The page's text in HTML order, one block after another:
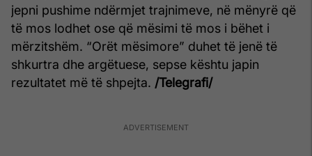
jepni pushime ndërmjet trajnimeve, në mënyrë që
të mos lodhet ose që mësimi të mos i bëhet i
mërzitshëm. “Orët mësimore” duhet të jenë të
shkurtra dhe argëtuese, sepse kështu japin
rezultatet më të shpejta. /Telegrafi/